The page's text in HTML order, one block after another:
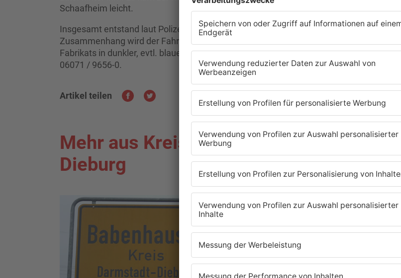
Schaafheim leicht.
Insgesamt entstand laut Polizei ein Schaden von etwa 2.000 Euro. In diesem
Zusammenhang wird der Fahrer des vorausfahrenden PKW, vermutlich ausländischen
Fabrikats in dunkler, evtl. blauer Farbgebung, als Zeuge gesucht: Polizeistation Dieburg
06071 / 9656-0.
Artikel teilen
Mehr aus Kreis Darmstadt-
Dieburg